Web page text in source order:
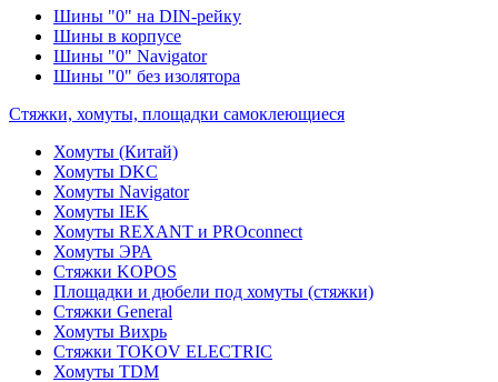
Шины "0" на DIN-рейку
Шины в корпусе
Шины "0" Navigator
Шины "0" без изолятора
Стяжки, хомуты, площадки самоклеющиеся
Хомуты (Китай)
Хомуты DKC
Хомуты Navigator
Хомуты IEK
Хомуты REXANT и PROconnect
Хомуты ЭРА
Стяжки KOPOS
Площадки и дюбели под хомуты (стяжки)
Стяжки General
Хомуты Вихрь
Стяжки TOKOV ELECTRIC
Хомуты TDM